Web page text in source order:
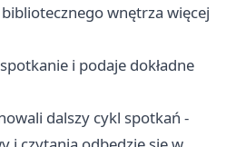
wnętrza więcej
i podaje dokładne
dalszy cykl spotkań -